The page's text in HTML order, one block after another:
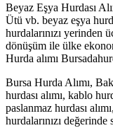
Beyaz Eşya Hurdası
Ütü vb. beyaz eşya
hurdalarınızı yerinden
dönüşüm ile ülke
Hurda alımı
Bursa Hurda Alımı,
hurdası alımı, kablo
paslanmaz hurdası
hurdalarınızı